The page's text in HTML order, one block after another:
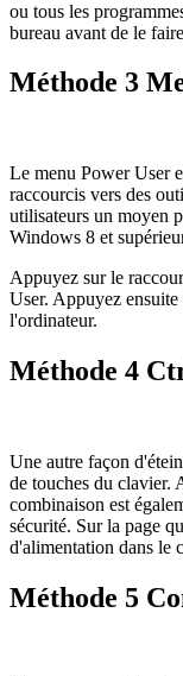
ou tous les
bureau avant de le
Méthode 3
Le menu Power User
raccourcis vers des
utilisateurs un moyen
Windows 8 et
Appuyez sur le
User. Appuyez
l'ordinateur.
Méthode 4
Une autre façon
de touches du clavier.
combinaison est
sécurité. Sur la page
d'alimentation dans le
Méthode 5